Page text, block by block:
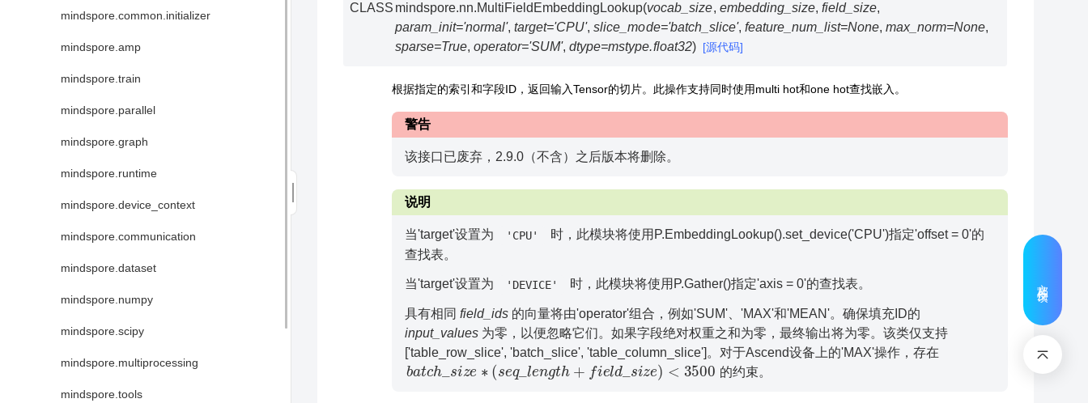
mindspore.common.initializer
mindspore.amp
mindspore.train
mindspore.parallel
mindspore.graph
mindspore.runtime
mindspore.device_context
mindspore.communication
mindspore.dataset
mindspore.numpy
mindspore.scipy
mindspore.multiprocessing
mindspore.tools
CLASS mindspore.nn.MultiFieldEmbeddingLookup(vocab_size, embedding_size, field_size,
param_init='normal',target='CPU',slice_mode='batch_slice', feature_num_list=None, max_norm=None,
sparse=True,operator='SUM',dtype=mstype.float32) [源代码]
根据指定的索引和字段ID，返回输入Tensor的切片。此操作支持同时使用multi hot和one hot查找嵌入。
警告
该接口已废弃，2.9.0（不含）之后版本将删除。
说明
当'target'设置为 'CPU'
时，此模块将使用P.EmbeddingLookup().set_device('CPU')指定'offset = 0'的
查找表。
当'target'设置为 'DEVICE' 时，此模块将使用P.Gather()指定'axis = 0'的查找表。
具有相同 field_ids 的向量将由'operator'组合，例如'SUM'、'MAX'和'MEAN'。确保填充ID的
input_values 为零，以便忽略它们。如果字段绝对权重之和为零，最终输出将为零。该类仅支持
['table_row_slice', 'batch_slice', 'table_column_slice']。对于Ascend设备上的'MAX'操作，存在
batch_size∗( s eq_length + field_size)<3500
的约束。